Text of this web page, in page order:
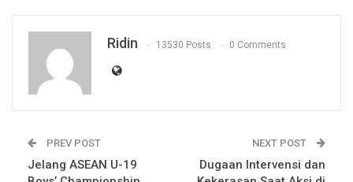
Ridin 13530 Posts 0 Comments
PREV POST
Jelang ASEAN U-19
NEXT POST
Dugaan Intervensi dan